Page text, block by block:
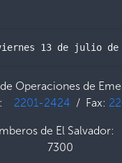
13 de julio de
Operaciones de
2201-2424 / Fax:
de El
7300